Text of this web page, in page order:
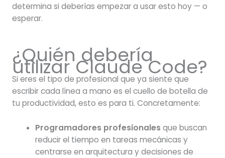
determina si deberías empezar a usar esto hoy — o
esperar.
¿Quién debería
utilizar Claude Code?
Si eres el tipo de profesional que ya siente que
escribir cada línea a mano es el cuello de botella de
tu productividad, esto es para ti. Concretamente:
Programadores profesionales que buscan
reducir el tiempo en tareas mecánicas y
centrarse en arquitectura y decisiones de